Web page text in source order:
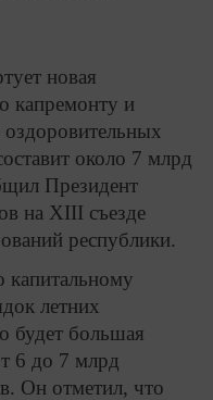
новая
капремонту и
оздоровительных
около 7 млрд
Президент
на XIII съезде
республики.
летних
будет большая
6 до 7 млрд
Он отметил, что